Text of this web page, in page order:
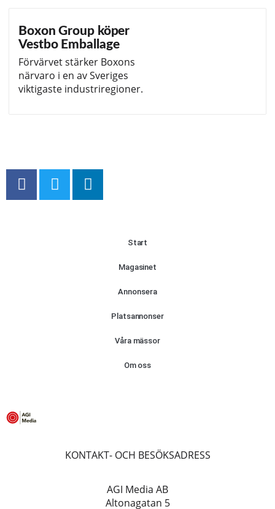
Boxon Group köper
Vestbo Emballage
Förvärvet stärker Boxons
närvaro i en av Sveriges
viktigaste industriregioner.
Start
Magasinet
Annonsera
Platsannonser
Våra mässor
Om oss
KONTAKT- OCH BESÖKSADRESS
AGI Media AB
Altonagatan 5